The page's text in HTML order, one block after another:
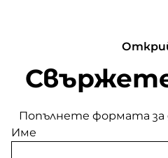
Попълнете формата за
Име